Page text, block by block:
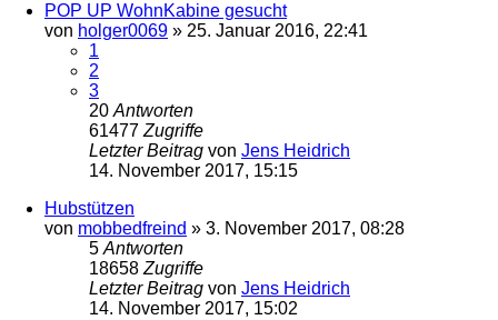
POP UP WohnKabine gesucht
von holger0069 » 25. Januar 2016, 22:41
1
2
3
20 Antworten
61477 Zugriffe
Letzter Beitrag von Jens Heidrich
14. November 2017, 15:15
Hubstützen
von mobbedfreind » 3. November 2017, 08:28
5 Antworten
18658 Zugriffe
Letzter Beitrag von Jens Heidrich
14. November 2017, 15:02